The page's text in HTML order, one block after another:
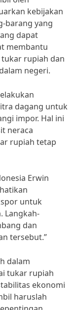
kebijakan
barang yang
dapat
membantu
rupiah dan
negeri.
dagang untuk
impor. Hal ini
neraca
rupiah tetap
Erwin
untuk
Langkah-
dan
tersebut.”
dalam
tukar rupiah
ekonomi
haruslah